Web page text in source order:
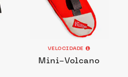
VELOCIDADE
Mini-Volcano